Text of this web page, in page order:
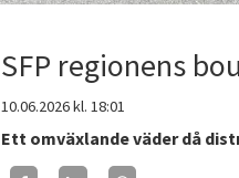
SFP regionens
10.06.2026kl. 18:01
Ett omväxlande väder då